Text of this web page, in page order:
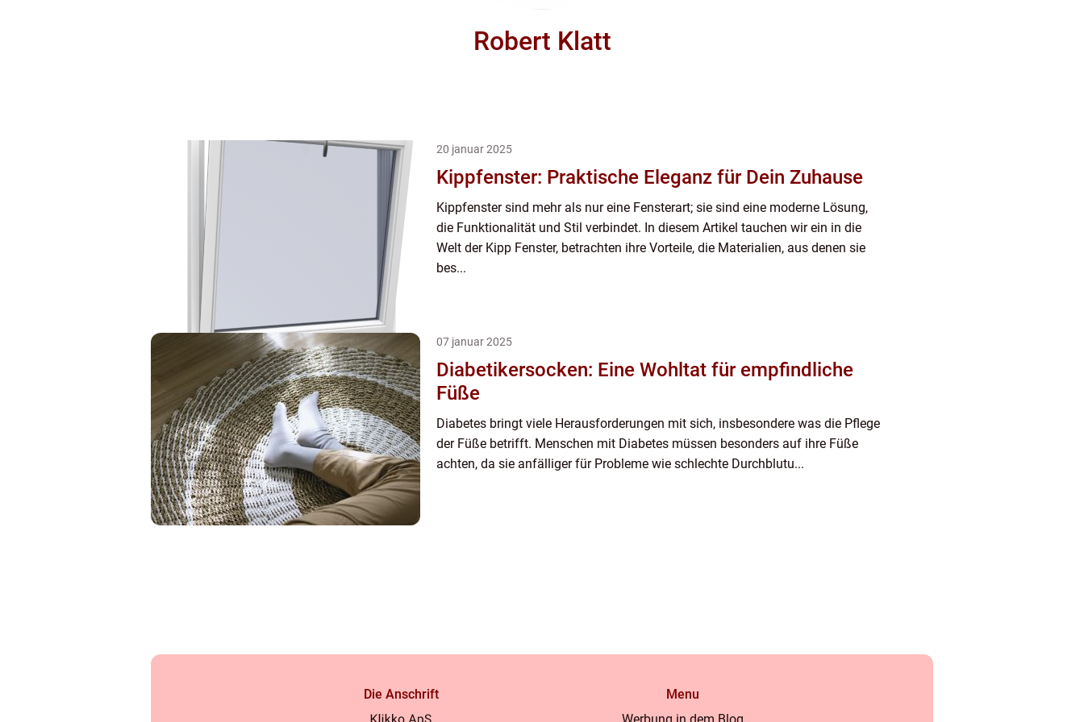
Robert Klatt
20 januar 2025
Kippfenster: Praktische Eleganz für Dein Zuhause
Kippfenster sind mehr als nur eine Fensterart; sie sind eine moderne Lösung,
die Funktionalität und Stil verbindet. In diesem Artikel tauchen wir ein in die
Welt der Kipp Fenster, betrachten ihre Vorteile, die Materialien, aus denen sie
bes...
07 januar 2025
Diabetikersocken: Eine Wohltat für empfindliche
Füße
Diabetes bringt viele Herausforderungen mit sich, insbesondere was die Pflege
der Füße betrifft. Menschen mit Diabetes müssen besonders auf ihre Füße
achten, da sie anfälliger für Probleme wie schlechte Durchblutu...
Die Anschrift
Menu